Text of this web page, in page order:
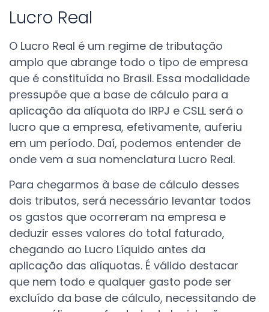
Lucro Real
O Lucro Real é um regime de tributação
amplo que abrange todo o tipo de empresa
que é constituída no Brasil. Essa modalidade
pressupõe que a base de cálculo para a
aplicação da alíquota do IRPJ e CSLL será o
lucro que a empresa, efetivamente, auferiu
em um período. Daí, podemos entender de
onde vem a sua nomenclatura Lucro Real.
Para chegarmos à base de cálculo desses
dois tributos, será necessário levantar todos
os gastos que ocorreram na empresa e
deduzir esses valores do total faturado,
chegando ao Lucro Líquido antes da
aplicação das alíquotas. É válido destacar
que nem todo e qualquer gasto pode ser
excluído da base de cálculo, necessitando de